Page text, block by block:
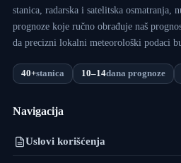
stanica, radarska i satelitska osmatranja,
prognoze koje ručno obrađuje naš
da precizni lokalni meteorološki podaci
40+stanica 10–14dana prognoze
Navigacija
Uslovi korišćenja